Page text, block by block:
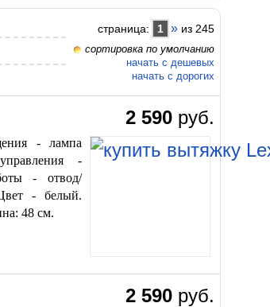
страница: 1 » из 245
сортировка по умолчанию
начать с дешевых
начать с дорогих
2 590 руб.
- лампа
-
- отвод/
- белый.
48 см.
2 590 руб.